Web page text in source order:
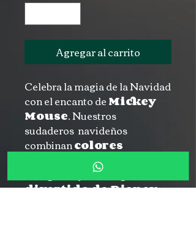
Agregar al carrito
Celebra la magia de la Navidad
con el encanto deMickey
Mouse. Nuestros
sudaderos navideños
combinancolores
festivos, estampados
alegres y el toque
divertido de Disney